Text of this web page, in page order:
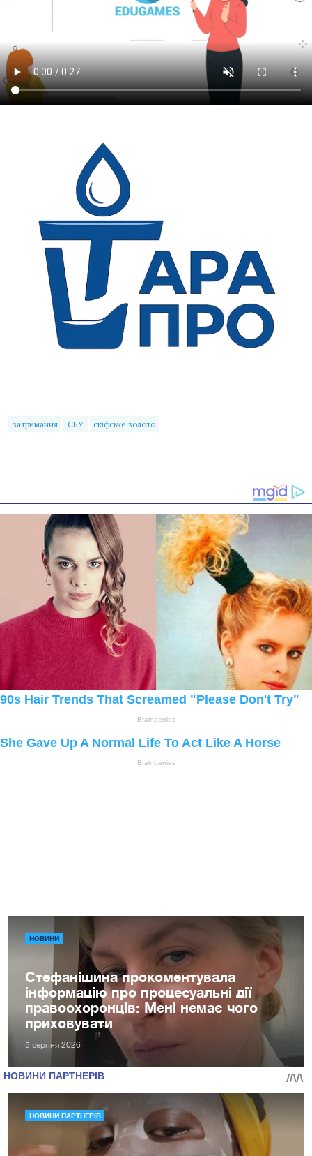
затримання СБУ скіфське золото
НОВИНИ
Стефанішина прокоментувала
інформацію про процесуальні дії
правоохоронців: Мені немає чого
приховувати
5 серпня 2026